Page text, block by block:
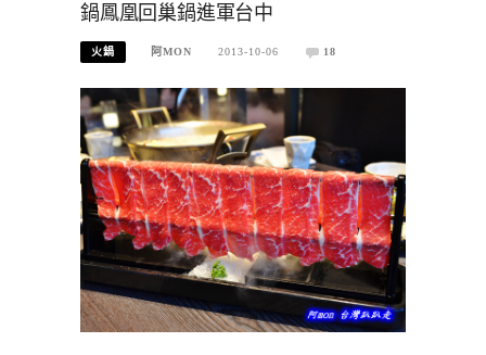
鍋鳳凰回巢鍋進軍台中
火鍋 阿MON 2013-10-06 18